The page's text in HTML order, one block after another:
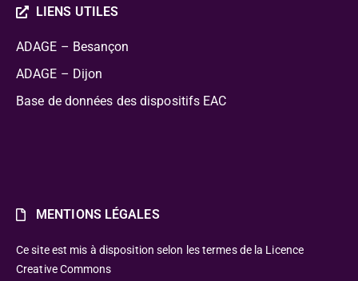
LIENS UTILES
ADAGE – Besançon
ADAGE – Dijon
Base de données des dispositifs EAC
MENTIONS LÉGALES
Ce site est mis à disposition selon les termes de la Licence
Creative Commons